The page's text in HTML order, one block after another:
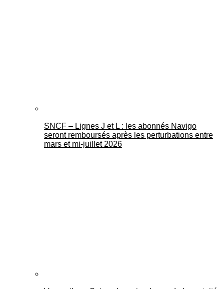
SNCF – Lignes J et L : les abonnés Navigo
seront remboursés après les perturbations entre
mars et mi-juillet 2026